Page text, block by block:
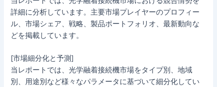
詳細に分析しています。主要市場プレイヤーのプロフィー
ル、市場シェア、戦略、製品ポートフォリオ、最新動向な
どを掲載しています。
[市場細分化と予測]
当レポートでは、光学融着接続機市場をタイプ別、地域
別、用途別など様々なパラメータに基づいて細分化してい